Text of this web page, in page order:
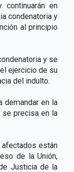
en
condenatoria y
al principio
y se
ejercicio de su
del indulto.
demandar en la
se precisa en la
afectados están
de la Unión,
Justicia de la